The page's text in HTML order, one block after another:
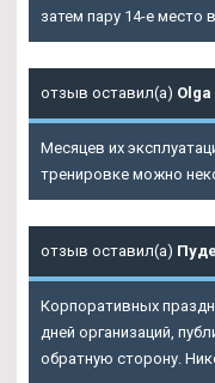
затем пару 14-е место
отзыв оставил(а) Olga
Месяцев их
тренировке можно
отзыв оставил(а)
Корпоративных
дней организаций,
обратную сторону.